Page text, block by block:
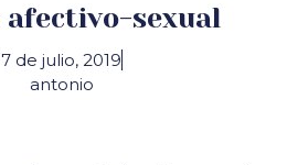
afectivo-sexual
7 de julio, 2019
antonio